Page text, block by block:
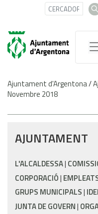
Ajuntament d'Argentona/
Novembre 2018
AJUNTAMENT
L'ALCALDESSA
CORPORACIÓ
GRUPS MUNICIPALS
JUNTA DE GOVERN